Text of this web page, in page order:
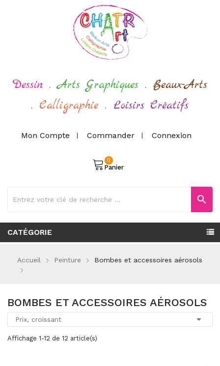
Dessin . Arts Graphiques . Beaux-Arts
. Calligraphie . Loisirs Créatifs
Mon Compte Commander Connexion
Panier
0
search
CATÉGORIE
Accueil Peinture Bombes et accessoires aérosols
BOMBES ET ACCESSOIRES AÉROSOLS
Prix, croissant 
Affichage 1-12 de 12 article(s)